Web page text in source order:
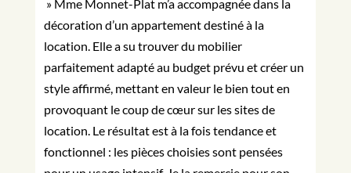
» Mme Monnet-Plat m’a accompagnée dans la
décoration d’un appartement destiné à la
location. Elle a su trouver du mobilier
parfaitement adapté au budget prévu et créer un
style affirmé, mettant en valeur le bien tout en
provoquant le coup de cœur sur les sites de
location. Le résultat est à la fois tendance et
fonctionnel : les pièces choisies sont pensées